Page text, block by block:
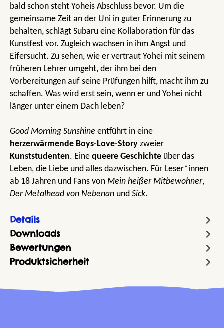
bald schon steht Yoheis Abschluss bevor. Um die
gemeinsame Zeit an der Uni in guter Erinnerung zu
behalten, schlägt Subaru eine Kollaboration für das
Kunstfest vor. Zugleich wachsen in ihm Angst und
Eifersucht. Zu sehen, wie er vertraut Yohei mit seinem
früheren Lehrer umgeht, der ihm bei den
Vorbereitungen auf seine Prüfungen hilft, macht ihm zu
schaffen. Was wird erst sein, wenn er und Yohei nicht
länger unter einem Dach leben?
Good Morning Sunshine entführt in eine
herzerwärmende Boys-Love-Story zweier
Kunststudenten. Eine queere Geschichte über das
Leben, die Liebe und alles dazwischen. Für Leser*innen
ab 18 Jahren und Fans von Mein heißer Mitbewohner,
Der Metalhead von Nebenan und Sick.
Details
Downloads
Bewertungen
Produktsicherheit